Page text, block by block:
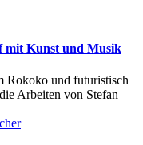
mit Kunst und Musik
Rokoko und futuristisch
Arbeiten von Stefan